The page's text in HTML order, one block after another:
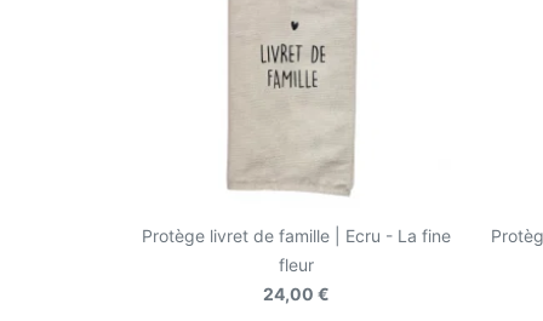
Protège livret de famille | Ecru - La fine
fleur
24,00 €